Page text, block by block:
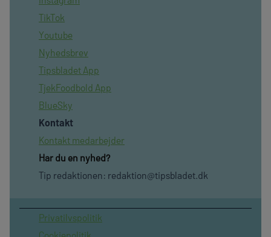
TikTok
Youtube
Nyhedsbrev
Tipsbladet App
TjekFoodbold App
BlueSky
Kontakt
Kontakt medarbejder
Har du en nyhed?
Tip redaktionen: redaktion@tipsbladet.dk
Privatilvspolitik